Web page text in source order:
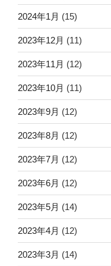
2024年1月 (15)
2023年12月 (11)
2023年11月 (12)
2023年10月 (11)
2023年9月 (12)
2023年8月 (12)
2023年7月 (12)
2023年6月 (12)
2023年5月 (14)
2023年4月 (12)
2023年3月 (14)